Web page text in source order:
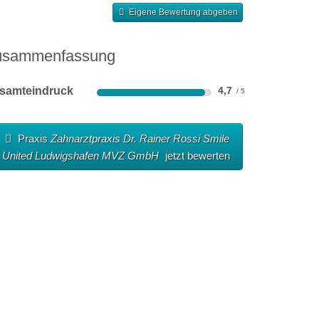
Eigene Bewertung abgeben
4,7
Praxis Zahnarztpraxis Dr. Rainer Rossi Smile
United Ludwigshafen MVZ GmbH jetzt bewerten